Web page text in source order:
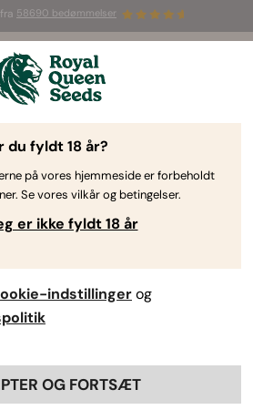
58690 bedømmelser
Widow Auto frøGRATIS til de
du fyldt 18 år?
på vores hjemmeside er forbeholdt
Se vores vilkår og betingelser.
er ikke fyldt 18 år
indstillingerog
OG FORTSÆT